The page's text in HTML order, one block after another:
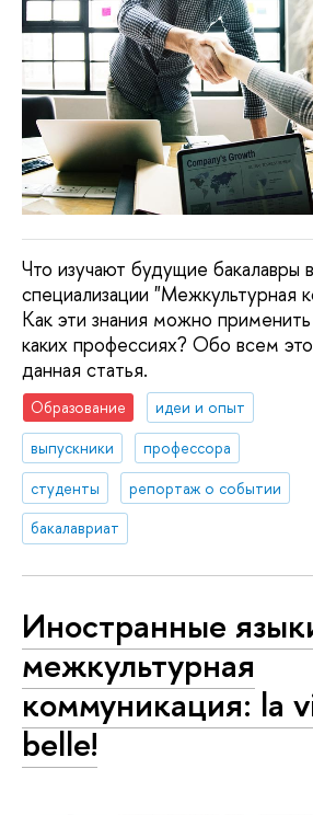
Что изучают будущие бакалавры
специализации "Межкультурная
Как эти знания можно
каких профессиях? Обо всем
данная статья.
Образование
идеи и опыт
выпускники
профессора
студенты
репортаж о событии
бакалавриат
Иностранные
межкультурная
коммуникация: la
belle!